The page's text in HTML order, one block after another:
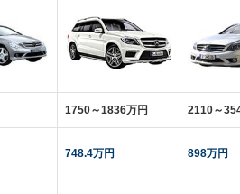
1750～1836万円
748.4万円
2110～
898万円